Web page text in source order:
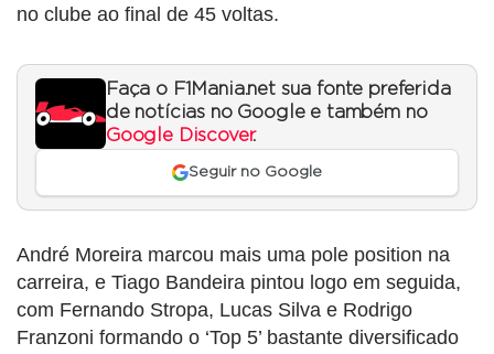
no clube ao final de 45 voltas.
Faça o F1Mania.net sua fonte preferida
de notícias no Google e também no
Google Discover.
Seguir no Google
André Moreira marcou mais uma pole position na
carreira, e Tiago Bandeira pintou logo em seguida,
com Fernando Stropa, Lucas Silva e Rodrigo
Franzoni formando o ‘Top 5’ bastante diversificado